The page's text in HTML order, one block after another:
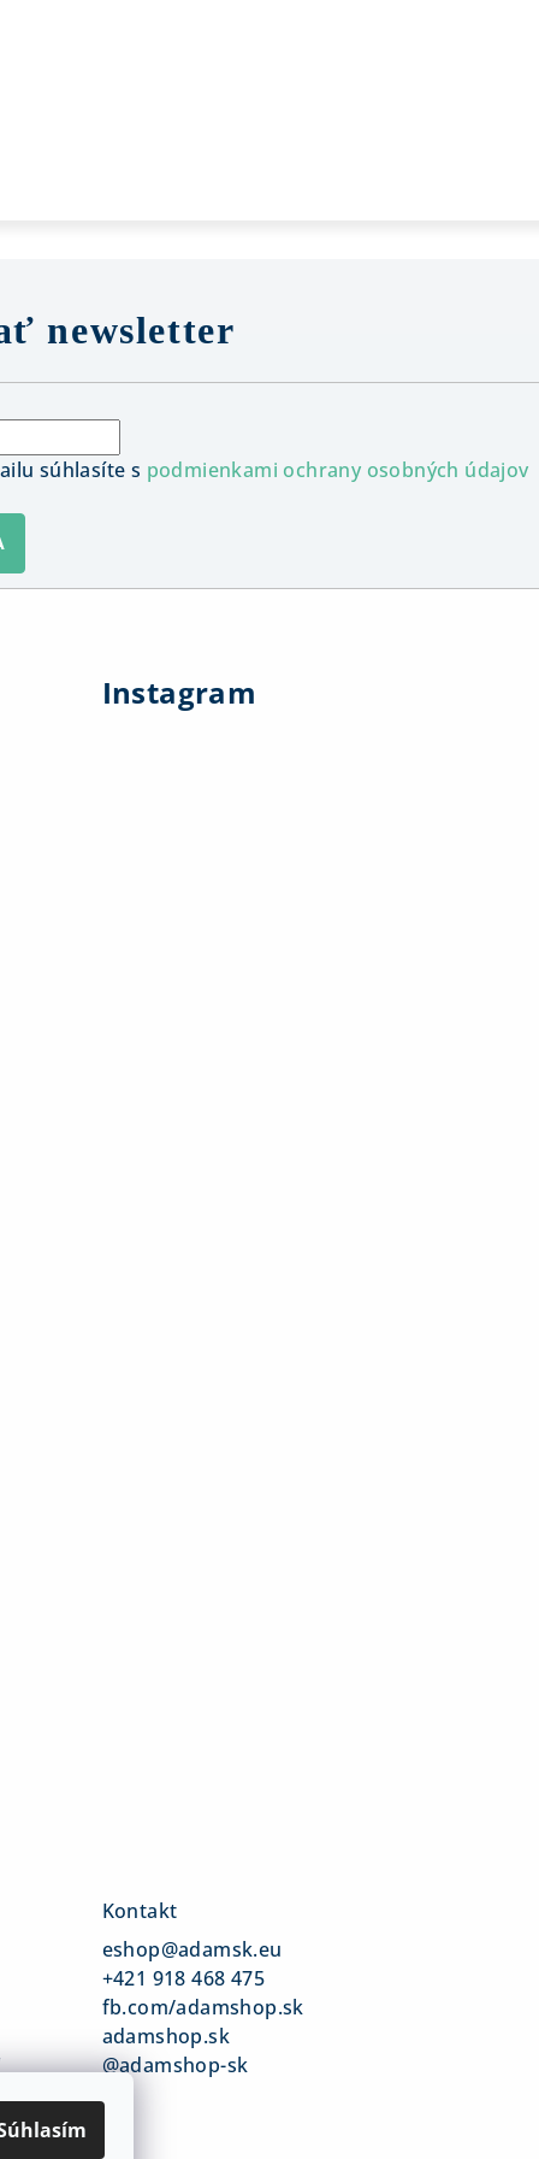
newsletter
súhlasíte s podmienkami ochrany osobných údajov
Instagram
Kontakt
eshop@adamsk.eu
+421 918 468 475
fb.com/adamshop.sk
adamshop.sk
@adamshop-sk